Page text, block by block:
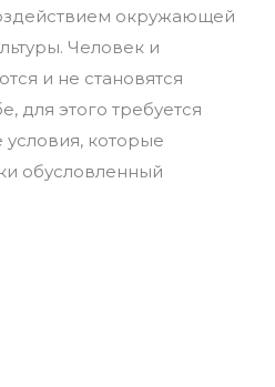
окружающей
Человек и
и не становятся
для этого требуется
условия, которые
обусловленный